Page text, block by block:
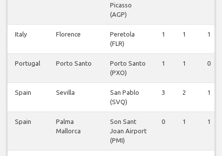
Picasso
(AGP)
Italy Florence
Peretola
(FLR)
1 1 1
Portugal Porto Santo
Porto Santo
(PXO)
1 1 0
Spain Sevilla
San Pablo
(SVQ)
3 2 1
Spain
Palma
Mallorca
Son Sant
Joan Airport
(PMI)
0 1 1